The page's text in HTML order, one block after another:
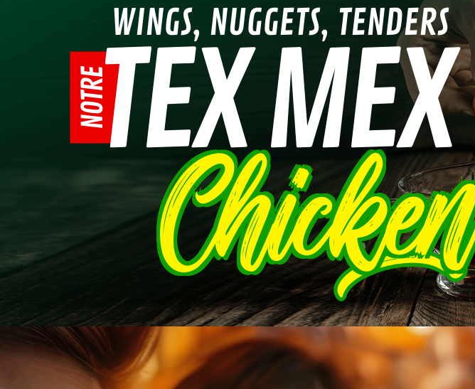
WINGS, NUGGETS, TENDERS
TEX MEX
NOTRE
Chicken